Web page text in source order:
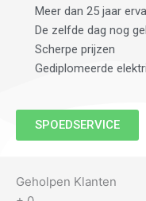
Meer dan 25 jaar
De zelfde dag nog
Scherpe prijzen
Gediplomeerde
SPOEDSERVICE
Geholpen Klanten